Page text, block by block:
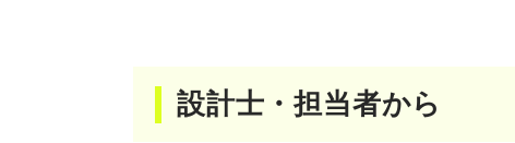
設計士・担当者から